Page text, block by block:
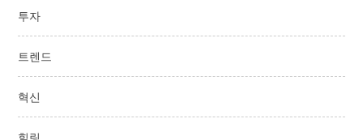
투자
트렌드
혁신